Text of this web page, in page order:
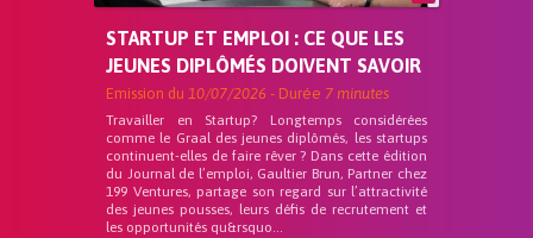
STARTUP ET EMPLOI : CE QUE LES
JEUNES DIPLÔMÉS DOIVENT SAVOIR
Emission du 10/07/2026 - Durée 7 minutes
Travailler en Startup? Longtemps considérées
comme le Graal des jeunes diplômés, les startups
continuent-elles de faire rêver ? Dans cette édition
du Journal de l’emploi, Gaultier Brun, Partner chez
199 Ventures, partage son regard sur l’attractivité
des jeunes pousses, leurs défis de recrutement et
les opportunités qu&rsquo...